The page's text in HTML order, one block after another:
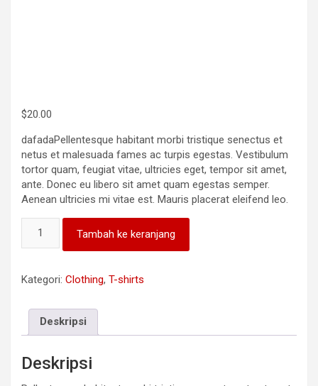
$20.00
dafadaPellentesque habitant morbi tristique senectus et
netus et malesuada fames ac turpis egestas. Vestibulum
tortor quam, feugiat vitae, ultricies eget, tempor sit amet,
ante. Donec eu libero sit amet quam egestas semper.
Aenean ultricies mi vitae est. Mauris placerat eleifend leo.
Ninja
Silhouette
Tambah ke keranjang
Kategori: Clothing, T-shirts
Deskripsi
Deskripsi